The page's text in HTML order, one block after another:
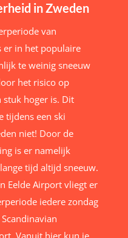
in Zweden
van
in het populaire
te weinig sneeuw
het risico op
stuk hoger is. Dit
tijdens een ski
niet! Door de
is er namelijk
tijd altijd sneeuw.
Eelde Airport vliegt er
iedere zondag